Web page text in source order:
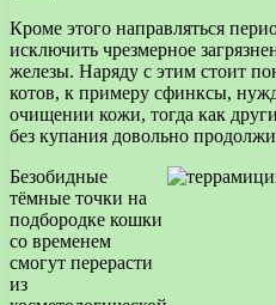
Кроме этого направляться
исключить чрезмерное
железы. Наряду с этим стоит
котов, к примеру сфинксы,
очищении кожи, тогда как
без купания довольно
Безобидные
тёмные точки на
подбородке кошки
со временем
смогут перерасти
из